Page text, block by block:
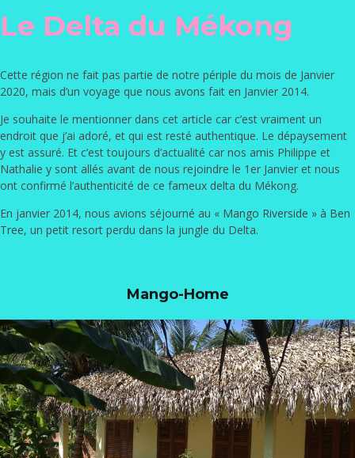
Le Delta du Mékong
Cette région ne fait pas partie de notre périple du mois de Janvier
2020, mais d’un voyage que nous avons fait en Janvier 2014.
Je souhaite le mentionner dans cet article car c’est vraiment un
endroit que j’ai adoré, et qui est resté authentique. Le dépaysement
y est assuré. Et c’est toujours d’actualité car nos amis Philippe et
Nathalie y sont allés avant de nous rejoindre le 1er Janvier et nous
ont confirmé l’authenticité de ce fameux delta du Mékong.
En janvier 2014, nous avions séjourné au « Mango Riverside » à Ben
Tree, un petit resort perdu dans la jungle du Delta.
Mango-Home